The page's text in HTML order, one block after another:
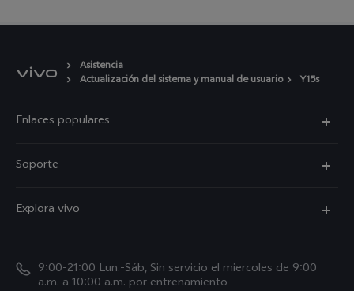
Asistencia
Actualización del sistema y manual de usuario
Y15s
Enlaces populares
Y39 5G
Soporte
Autenticación de IMEI
Explora vivo
La vida en vivo
9:00-21:00 Lun.-Sáb, Sin servicio el miercoles de 9:00
a.m. a 10:00 a.m. por entrenamiento